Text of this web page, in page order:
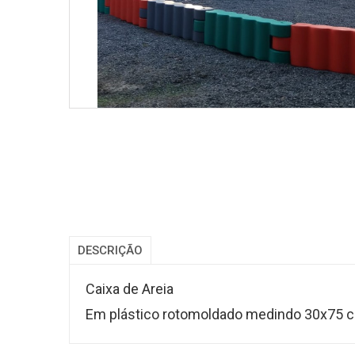
DESCRIÇÃO
Caixa de Areia
Em plástico rotomoldado medindo 30x75